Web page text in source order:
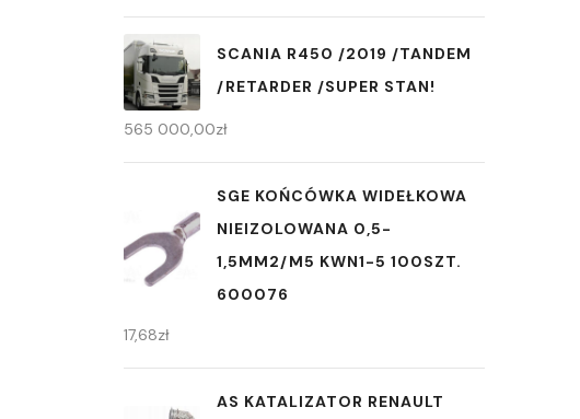
SCANIA R450 /2019 /TANDEM
/RETARDER /SUPER STAN!
565 000,00zł
SGE KOŃCÓWKA WIDEŁKOWA
NIEIZOLOWANA 0,5-
1,5MM2/M5 KWN1-5 100SZT.
600076
17,68zł
AS KATALIZATOR RENAULT